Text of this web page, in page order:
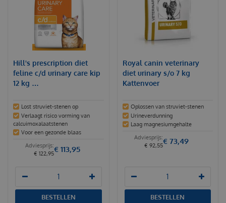
Hill's prescription diet
feline c/d urinary care kip
12 kg …
Lost struviet-stenen op
Verlaagt risico vorming van
calcuimoxalaatstenen
Voor een gezonde blaas
€ 122,95€ 113,95
BESTELLEN
Royal canin veterinary
diet urinary s/o 7 kg
Kattenvoer
Oplossen van struviet-stenen
Urineverdunning
Laag magnesiumgehalte
€ 92,55€ 73,49
BESTELLEN